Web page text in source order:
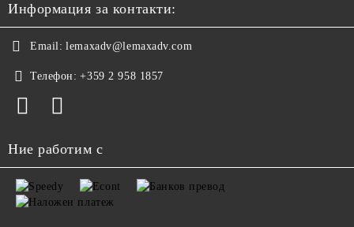
Информация за контакти:
Email: lemaxadv@lemaxadv.com
Телефон: +359 2 958 1857
Ние работим с